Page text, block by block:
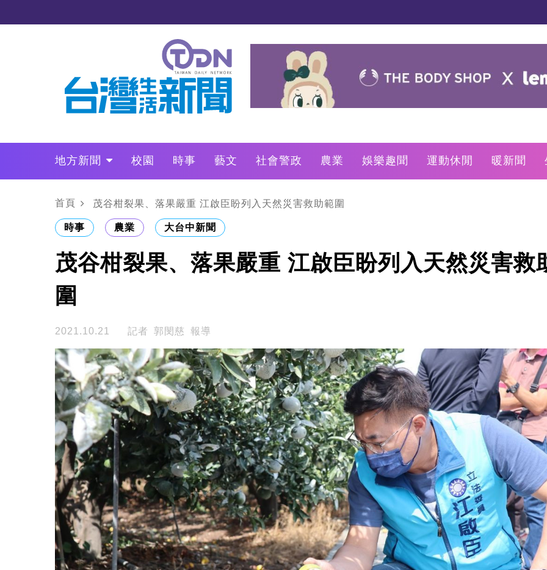
地方新聞 校園 時事 藝文 社會警政 農業 娛樂趣聞 運動休閒 暖新聞
政治
財經 LO叩敲敲門
首頁 茂谷柑裂果、落果嚴重 江啟臣盼列入天然災害救助範圍
時事 農業 大台中新聞
茂谷柑裂果、落果嚴重 江啟臣盼列入天然災害救
圍
2021.10.21 記者 郭閔慈 報導